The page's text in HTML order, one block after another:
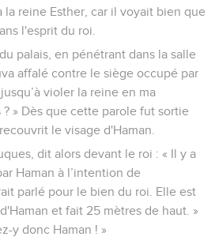
la reine Esther, car il voyait bien que
l'esprit du roi.
palais, en pénétrant dans la salle
affalé contre le siège occupé par
violer la reine en ma
» Dès que cette parole fut sortie
le visage d'Haman.
dit alors devant le roi : « Il y a
Haman à l’intention de
parlé pour le bien du roi. Elle est
et fait 25 mètres de haut. »
y donc Haman ! »